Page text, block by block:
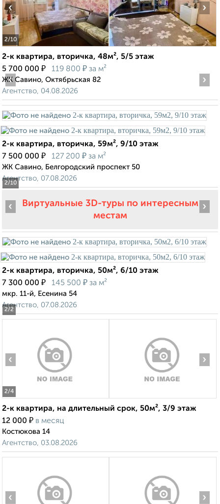
2/10
‹ ›
2-к квартира, вторичка, 48м², 5/5 этаж
5 700 000 ₽ 119 800 ₽ за м²
ЖК Савино, Октябрьская 82
Агентство, 04.08.2026
2/10
‹ ›
2-к квартира, вторичка, 59м², 9/10 этаж
7 500 000 ₽ 127 200 ₽ за м²
ЖК Савино, Белгородский проспект 50
Агентство, 07.08.2026
Виртуальные 3D-туры по интересным
местам
2/2
‹ ›
2-к квартира, вторичка, 50м², 6/10 этаж
7 300 000 ₽ 145 500 ₽ за м²
мкр. 11-й, Есенина 54
Агентство, 07.08.2026
2/4
‹ ›
2-к квартира, на длительный срок, 50м², 3/9 этаж
12 000 ₽ в месяц
Костюкова 14
Агентство, 03.08.2026
‹ ›